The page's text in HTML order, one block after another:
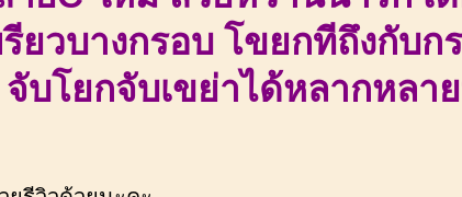
รียวบางกรอบ โขยกทีถึงกับก
จับโยกจับเขย่าได้หลากหลา